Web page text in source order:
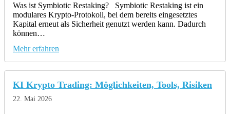
Was ist Symbiotic Restaking? Symbiotic Restaking ist ein
modulares Krypto-Protokoll, bei dem bereits eingesetztes
Kapital erneut als Sicherheit genutzt werden kann. Dadurch
können…
Mehr erfahren
KI Krypto Trading: Möglichkeiten, Tools, Risiken
22. Mai 2026